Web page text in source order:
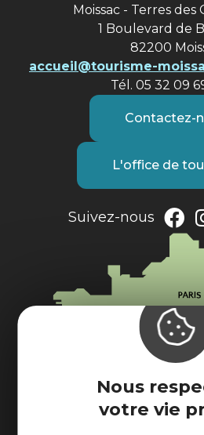
Nous
votre vie
Moissac - Terres
1 Boulevard de
82200
accueil@tourisme-
Tél. 05 32 09
Contactez-
L'office de
Suivez-nous